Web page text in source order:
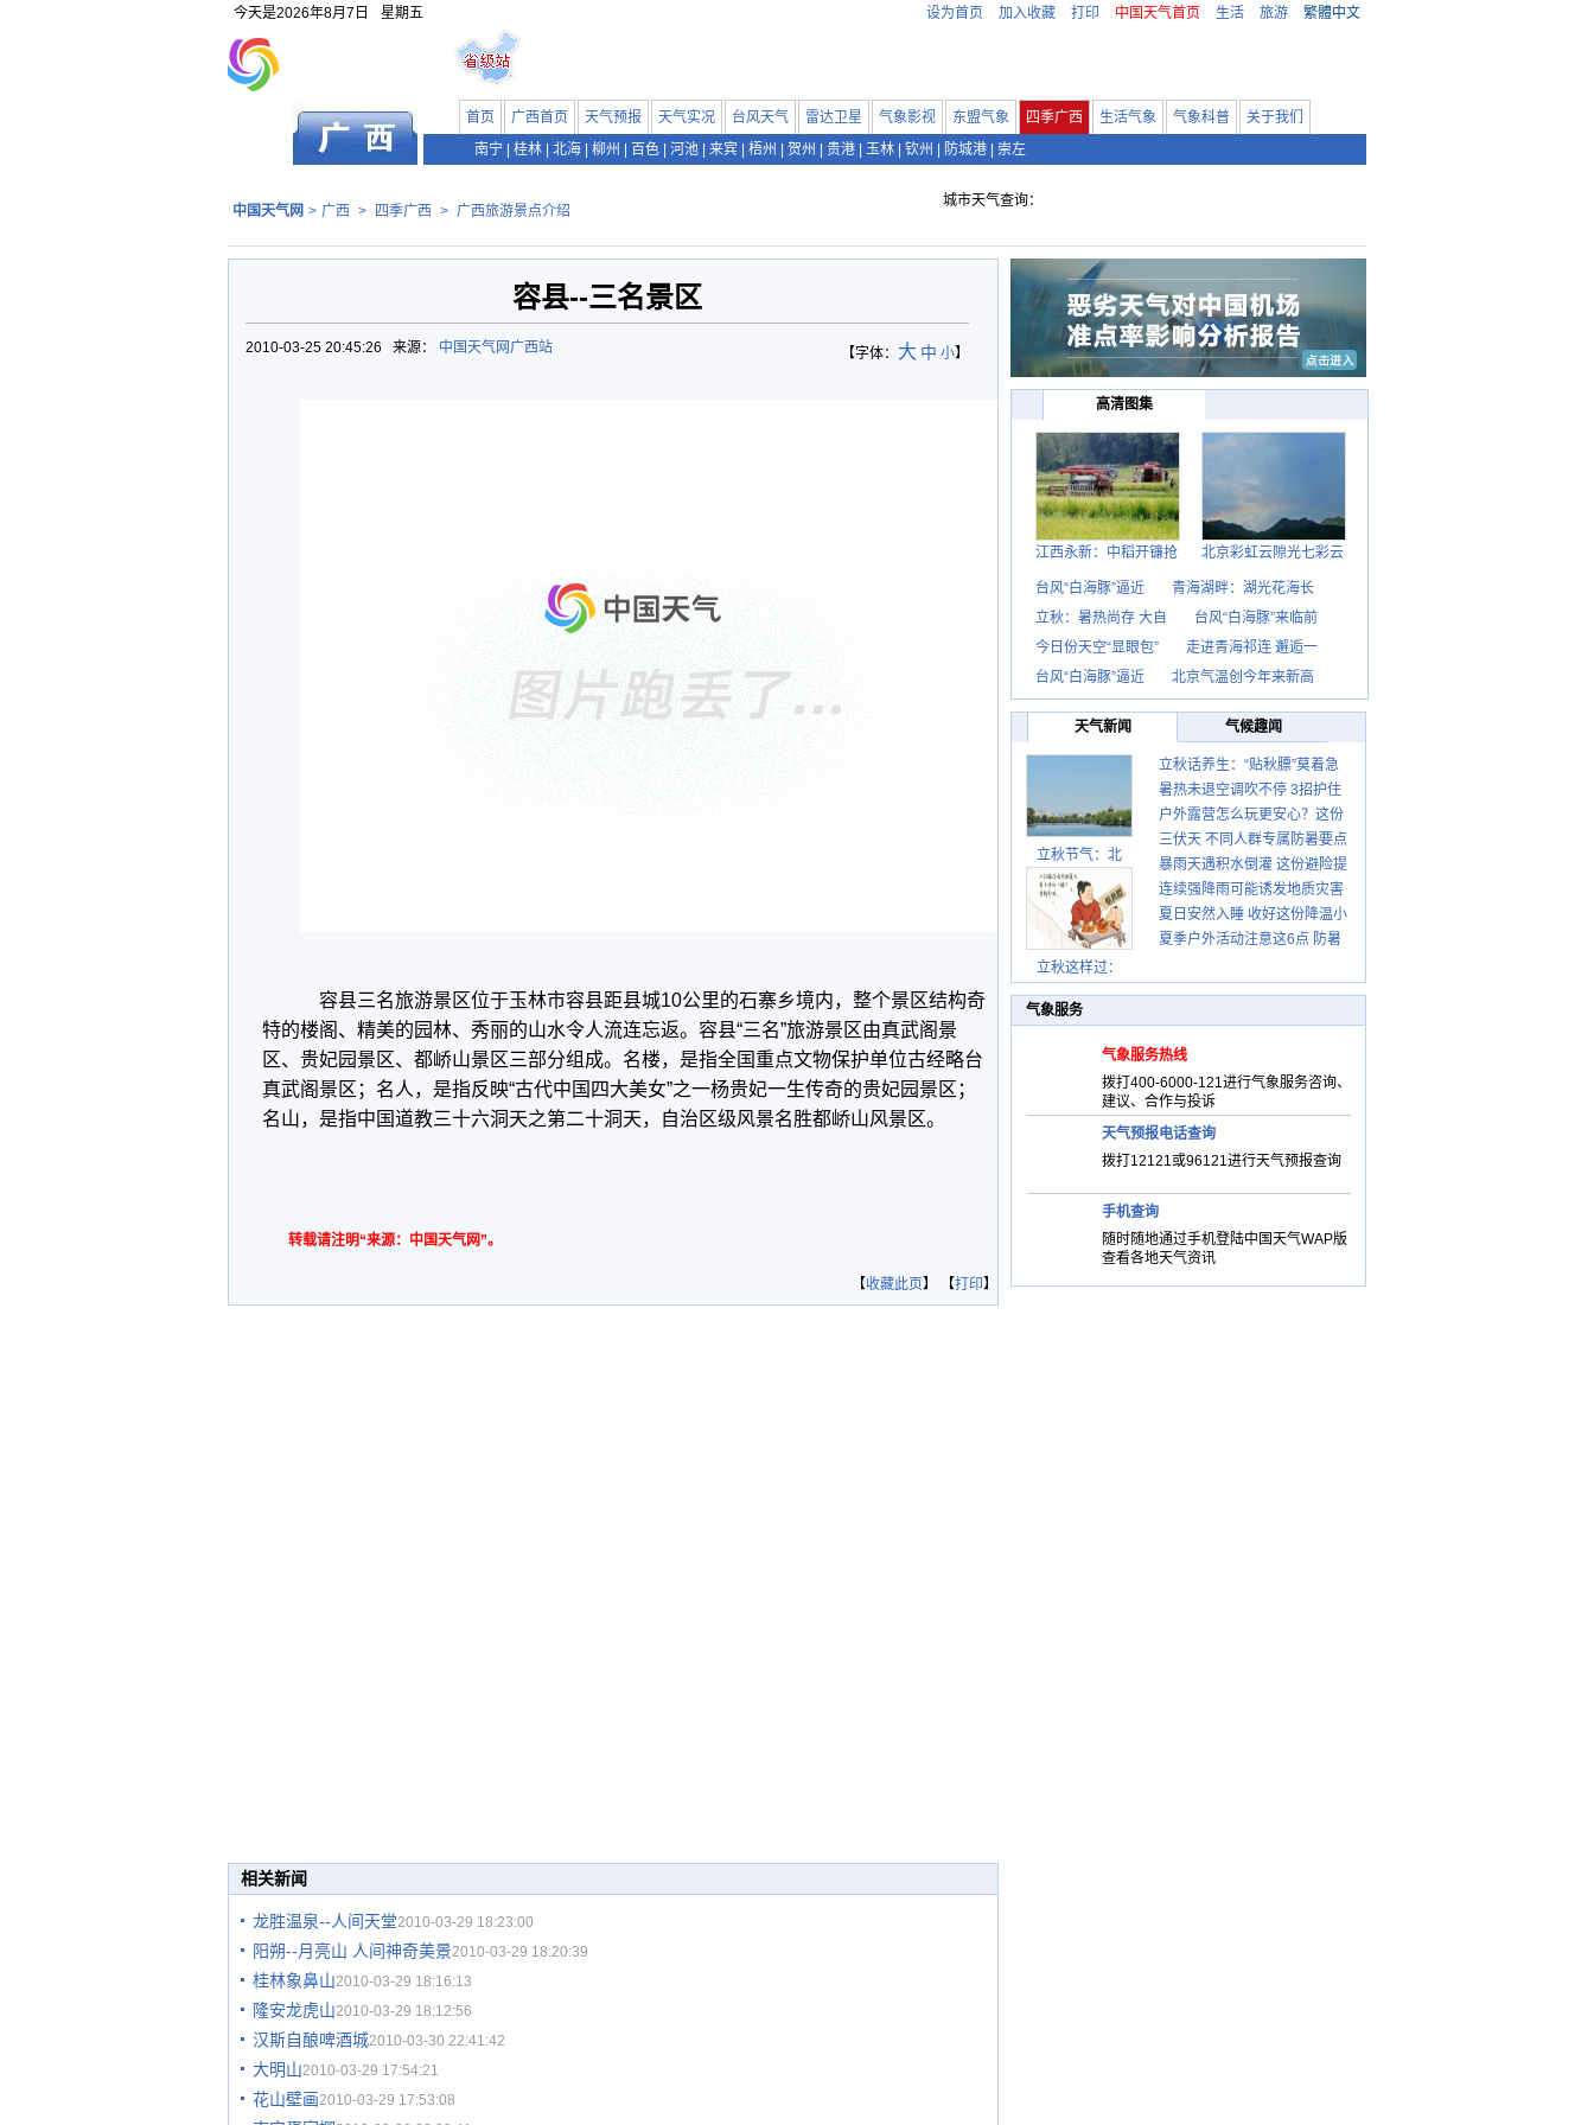
今天是2026年8月7日 星期五 设为首页 加入收藏 打印 中国天气首页 生活 旅游 繁體中文
首页 广西首页 天气预报 天气实况 台风天气 雷达卫星 气象影视 东盟气象 四季广西 生活气象 气象科普
关于我们
南宁
桂林 北海 柳州 百色 河池 来宾 梧州 贺州 贵港 玉林 钦州 防城港 崇左
中国天气网 > 广西 > 四季广西 > 广西旅游景点介绍
城市天气查询：
容县--三名景区
【字体： 大 中 小】
2010-03-25 20:45:26 来源： 中国天气网广西站
容县三名旅游景区位于玉林市容县距县城10公里的石寨乡境内，整个景区结构奇
特的楼阁、精美的园林、秀丽的山水令人流连忘返。容县“三名”旅游景区由真武阁景
区、贵妃园景区、都峤山景区三部分组成。名楼，是指全国重点文物保护单位古经略台
真武阁景区；名人，是指反映“古代中国四大美女”之一杨贵妃一生传奇的贵妃园景区；
名山，是指中国道教三十六洞天之第二十洞天，自治区级风景名胜都峤山风景区。
转载请注明“来源：中国天气网”。
【收藏此页】 【打印】
相关新闻
龙胜温泉--人间天堂2010-03-29 18:23:00
阳朔--月亮山 人间神奇美景2010-03-29 18:20:39
桂林象鼻山2010-03-29 18:16:13
隆安龙虎山2010-03-29 18:12:56
汉斯自酿啤酒城2010-03-30 22:41:42
大明山2010-03-29 17:54:21
花山壁画2010-03-29 17:53:08
高清图集
江西永新：中稻开镰抢 北京彩虹云隙光七彩云
台风“白海豚”逼近
青海湖畔：湖光花海长
立秋：暑热尚存 大自
台风“白海豚”来临前
今日份天空“显眼包”
走进青海祁连 邂逅一
台风“白海豚”逼近
北京气温创今年来新高
天气新闻 气候趣闻
立秋节气：北
立秋这样过：
立秋话养生：“贴秋膘”莫着急
先清暑再防燥
暑热未退空调吹不停 3招护住
肩颈不酸痛
户外露营怎么玩更安心？这份
攻略请收好
三伏天 不同人群专属防暑要点
请收好
暴雨天遇积水倒灌 这份避险提
示请收好
连续强降雨可能诱发地质灾害
这些前兆要知道
夏日安然入睡 收好这份降温小
贴士
夏季户外活动注意这6点 防暑
气象服务
气象服务热线
拨打400-6000-121进行气象服务咨询、
建议、合作与投诉
天气预报电话查询
拨打12121或96121进行天气预报查询
手机查询
随时随地通过手机登陆中国天气WAP版
查看各地天气资讯